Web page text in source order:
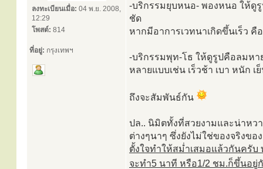
ลงทะเบียนเมื่อ: 04 พ.ย. 2008,
12:29
โพสต์: 814
ที่อยู่: กรุงเทพฯ
-บริกรรมยุบหนอ- พองหนอ ให้ดู
ชัด
หากมีอาการเวทนาเกิดขึ้นเร็ว
-บริกรรมพุท-โธ ให้ดูรูปคือลมหา
หลายแบบเช่น เร็วช้า เบา หนัก เ
ถึงจะสัมพันธ์กัน
ปล.. นิมิตทั้งที่สวยงามและน่าหว
ต่างๆนาๆ ซึ่งยังไม่ใช่ของจริงข
ตั้งใจทำให้สม่ำเสมอแล้วกันครั
จะทำ5 นาที หรือ1/2 ชม.ก็ขึ้นอยู่